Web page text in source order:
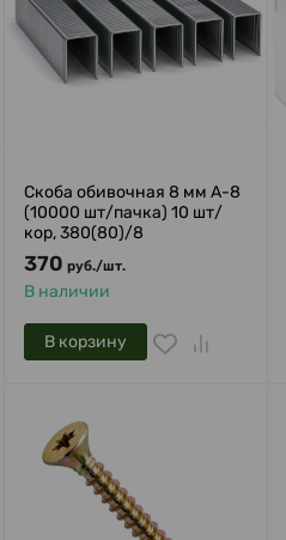
Скоба обивочная 8 мм A-8
(10000 шт/пачка) 10 шт/
кор, 380(80)/8
370 руб./шт.
В наличии
В корзину